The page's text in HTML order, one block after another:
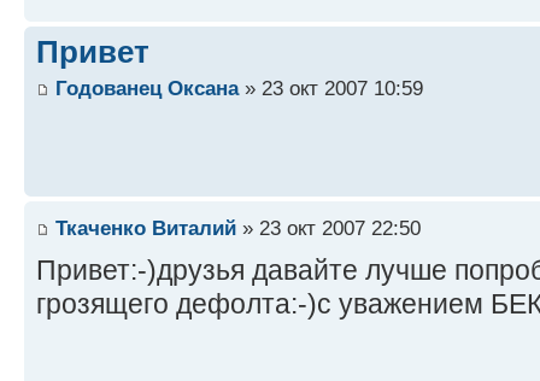
Привет
Годованец Оксана» 23 окт 2007 10:59
Ткаченко Виталий » 23 окт 2007 22:50
Привет:-)друзья давайте лучше
грозящего дефолта:-)с уважением